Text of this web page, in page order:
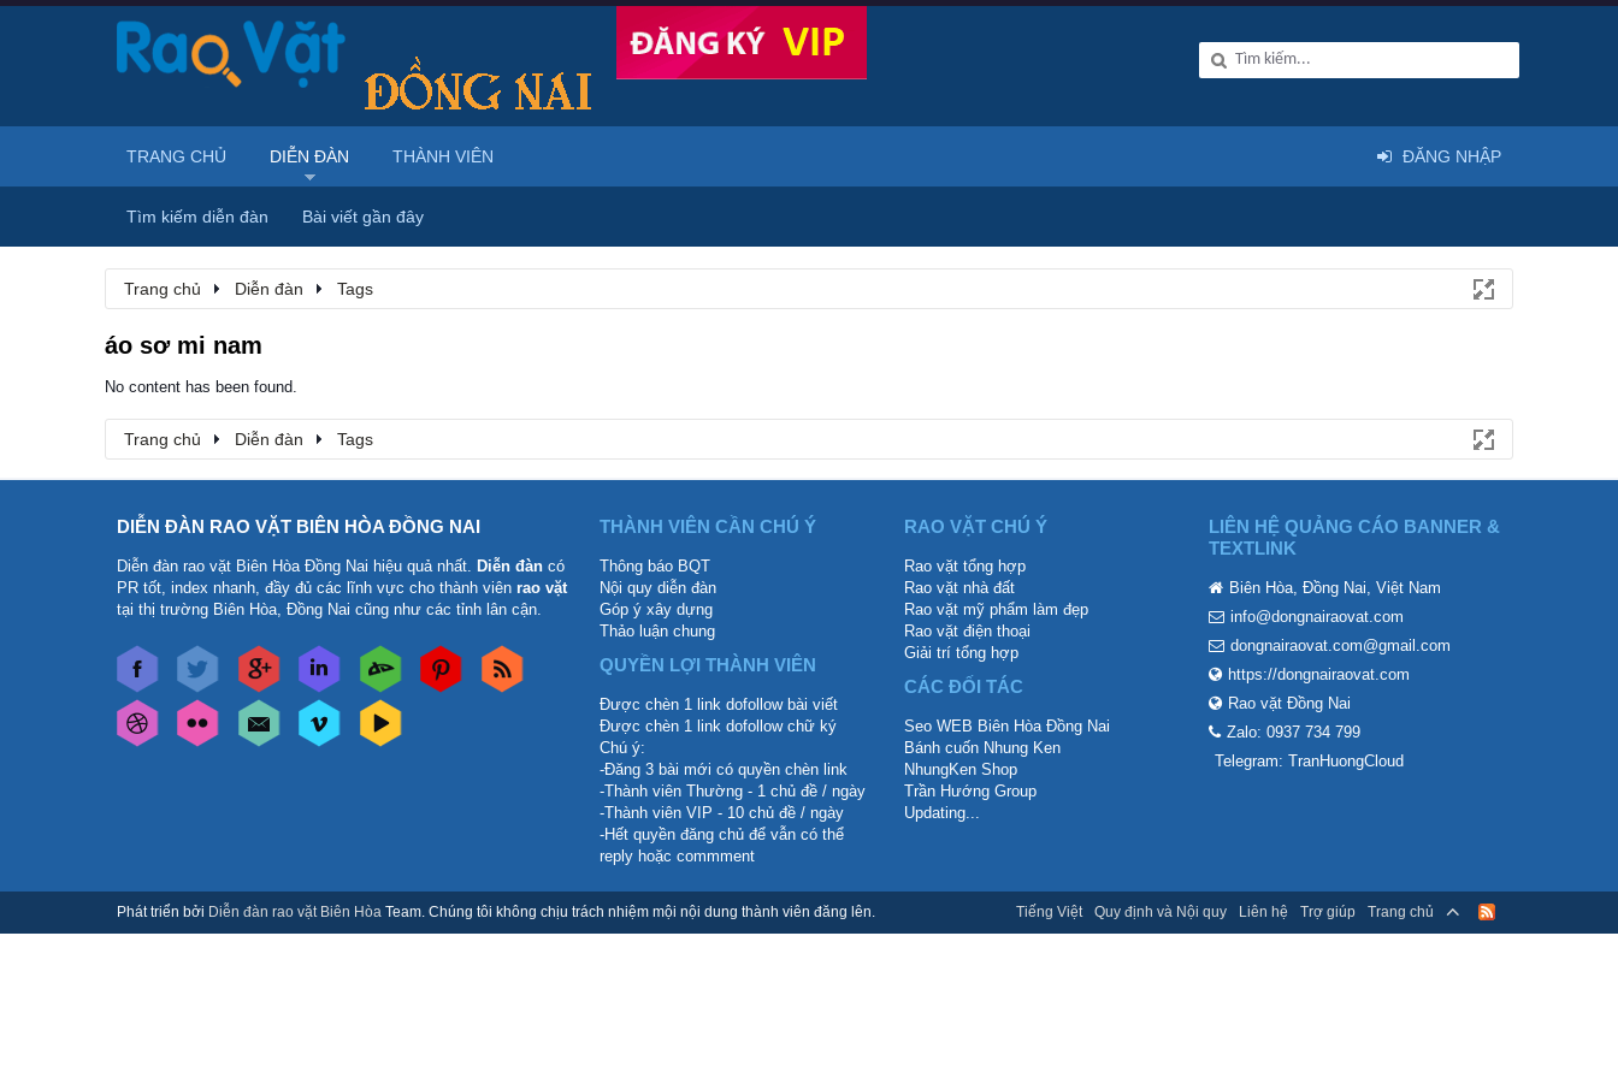
Trang chủ Diễn đàn Tags
áo sơ mi nam
No content has been found.
Trang chủ Diễn đàn Tags
TRANG CHỦ DIỄN ĐÀN
Tìm kiếm diễn đàn Bài viết gần đây
THÀNH VIÊN ĐĂNG NHẬP
DIỄN ĐÀN RAO VẶT BIÊN HÒA ĐỒNG NAI
Diễn đàn rao vặt Biên Hòa Đồng Nai hiệu quả nhất. Diễn đàn có
PR tốt, index nhanh, đầy đủ các lĩnh vực cho thành viên rao vặt
tại thị trường Biên Hòa, Đồng Nai cũng như các tỉnh lân cận.
THÀNH VIÊN CẦN CHÚ Ý
Thông báo BQT
Nội quy diễn đàn
Góp ý xây dựng
Thảo luận chung
QUYỀN LỢI THÀNH VIÊN
Được chèn 1 link dofollow bài viết
Được chèn 1 link dofollow chữ ký
Chú ý:
-Đăng 3 bài mới có quyền chèn link
-Thành viên Thường - 1 chủ đề / ngày
-Thành viên VIP - 10 chủ đề / ngày
-Hết quyền đăng chủ để vẫn có thể
reply hoặc commment
RAO VẶT CHÚ Ý
Rao vặt tổng hợp
Rao vặt nhà đất
Rao vặt mỹ phẩm làm đẹp
Rao vặt điện thoại
Giải trí tổng hợp
CÁC ĐỐI TÁC
Seo WEB Biên Hòa Đồng Nai
Bánh cuốn Nhung Ken
NhungKen Shop
Trần Hướng Group
Updating...
LIÊN HỆ QUẢNG CÁO BANNER &
TEXTLINK
Biên Hòa, Đồng Nai, Việt Nam
info@dongnairaovat.com
dongnairaovat.com@gmail.com
https://dongnairaovat.com
Rao vặt Đồng Nai
Zalo: 0937 734 799
Telegram: TranHuongCloud
Phát triển bởi Diễn đàn rao vặt Biên Hòa Team. Chúng tôi không chịu trách nhiệm mội nội dung thành viên đăng lên. Tiếng Việt Quy định và Nội quy Liên hệ Trợ giúp Trang chủ